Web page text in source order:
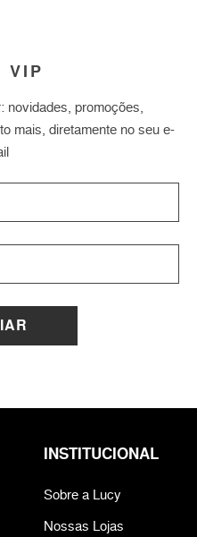
VIP
novidades, promoções,
mais, diretamente no seu e-
INSTITUCIONAL
Sobre a Lucy
Nossas Lojas